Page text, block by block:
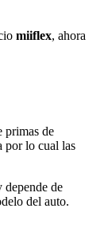
miiflex, ahora
primas de
por lo cual las
depende de
del auto.